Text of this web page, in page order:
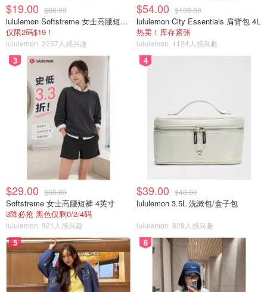
$19.00 $88.00
lululemon Softstreme 女士高腰短裤 10cm
仅限2码$19！
lululemon 2257人感兴趣
$54.00 $108.00
lululemon City Essentials 肩背包 4L
热卖！库存紧张
lululemon 1124人感兴趣
3
$29.00 $88.00
Softstreme 女士高腰短裤 4英寸
3降必抢 黑色仅剩0/2/4码
lululemon 921人感兴趣
4
$39.00 $48.00
lululemon 3.5L 洗漱包/盒子包
lululemon 828人感兴趣
5 6